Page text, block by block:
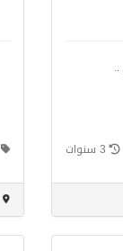
..
3 سنوات